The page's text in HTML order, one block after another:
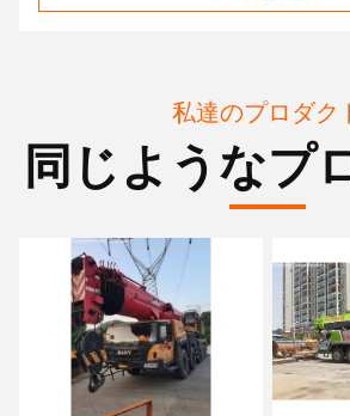
私達のプロダク
同じようなプ